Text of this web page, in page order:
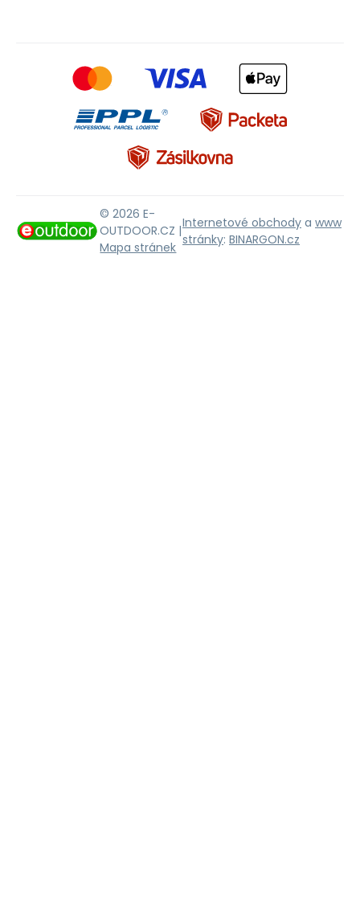
© 2026 E-
OUTDOOR.CZ |
Mapa stránek
Internetové obchody a www
stránky: BINARGON.cz